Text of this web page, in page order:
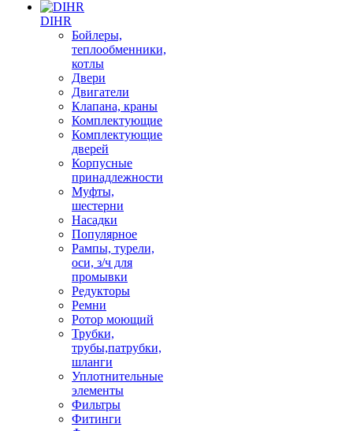
DIHR
Бойлеры,
теплообменники,
котлы
Двери
Двигатели
Клапана, краны
Комплектующие
Комплектующие
дверей
Корпусные
принадлежности
Муфты,
шестерни
Насадки
Популярное
Рампы, турели,
оси, з/ч для
промывки
Редукторы
Ремни
Ротор моющий
Трубки,
трубы,патрубки,
шланги
Уплотнительные
элементы
Фильтры
Фитинги